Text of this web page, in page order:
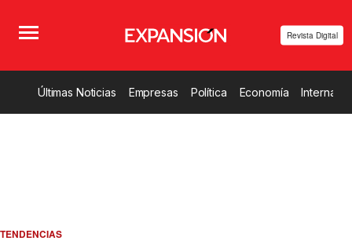
Revista Digital
Últimas Noticias Empresas Política Economía
TENDENCIAS